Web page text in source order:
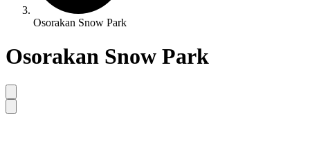
Osorakan Snow Park
Osorakan Snow Park